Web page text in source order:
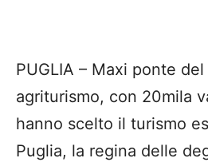
PUGLIA – Maxi ponte del
agriturismo, con 20mila
hanno scelto il turismo
Puglia, la regina delle